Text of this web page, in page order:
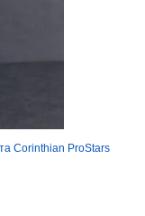
Corinthian ProStars